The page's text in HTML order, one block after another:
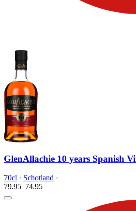
GlenAllachie 10 years Spanish
70cl · Schotland ·
79.95 74.95